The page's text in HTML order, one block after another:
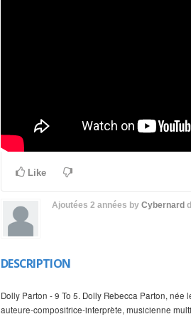
Like
Ajoutées 2 années by Cybernard
DESCRIPTION
Dolly Parton - 9 To 5. Dolly Rebecca Parton, née
auteure-compositrice-interprète, musicienne